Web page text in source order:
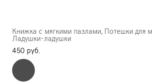
Книжка с мягкими пазлами, Потешки для
Ладушки-ладушки
450 pуб.